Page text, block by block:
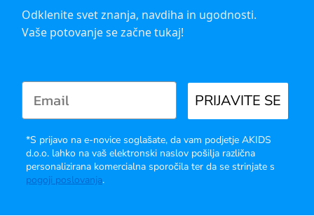
Odklenite svet znanja, navdiha in ugodnosti.
Vaše potovanje se začne tukaj!
PRIJAVITE SE
*S prijavo na e-novice soglašate, da vam podjetje AKIDS
d.o.o. lahko na vaš elektronski naslov pošilja različna
personalizirana komercialna sporočila ter da se strinjate s
pogoji poslovanja.